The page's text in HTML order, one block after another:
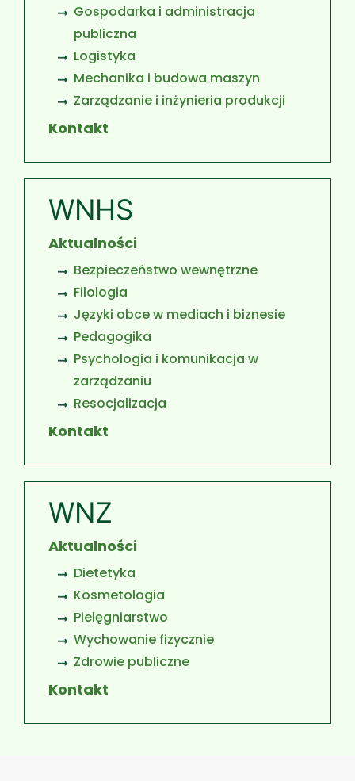
Gospodarka i administracja
publiczna
Logistyka
Mechanika i budowa maszyn
Zarządzanie i inżynieria produkcji
Kontakt
WNHS
Aktualności
Bezpieczeństwo wewnętrzne
Filologia
Języki obce w mediach i biznesie
Pedagogika
Psychologia i komunikacja w
zarządzaniu
Resocjalizacja
Kontakt
WNZ
Aktualności
Dietetyka
Kosmetologia
Pielęgniarstwo
Wychowanie fizycznie
Zdrowie publiczne
Kontakt